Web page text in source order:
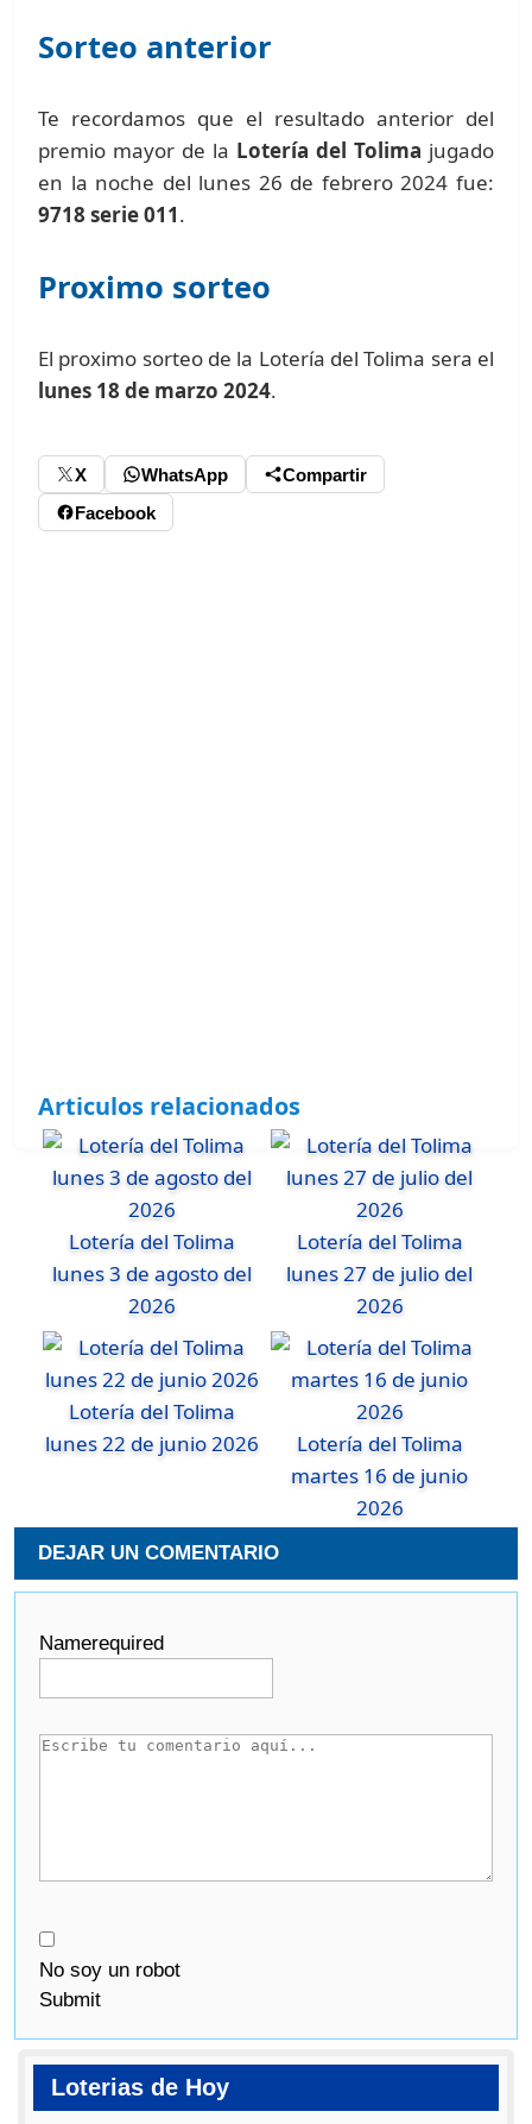
Sorteo anterior
Te recordamos que el resultado anterior del
premio mayor de la Lotería del Tolima jugado
en la noche del lunes 26 de febrero 2024 fue:
9718 serie 011.
Proximo sorteo
El proximo sorteo de la Lotería del Tolima sera el
lunes 18 de marzo 2024.
X WhatsApp
Compartir
Facebook
Articulos relacionados
Lotería del Tolima
lunes 3 de agosto del
2026
Lotería del Tolima
lunes 27 de julio del
2026
Lotería del Tolima
lunes 22 de junio 2026
Lotería del Tolima
martes 16 de junio
2026
DEJAR UN COMENTARIO
Namerequired
No soy un robot
Submit
Loterias de Hoy